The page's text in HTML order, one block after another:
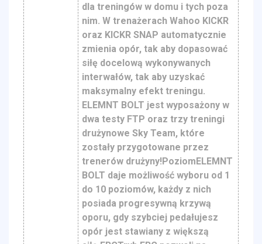
dla treningów w domu i tych poza
nim. W trenażerach Wahoo KICKR
oraz KICKR SNAP automatycznie
zmienia opór, tak aby dopasować
siłę docelową wykonywanych
interwałów, tak aby uzyskać
maksymalny efekt treningu.
ELEMNT BOLT jest wyposażony w
dwa testy FTP oraz trzy treningi
drużynowe Sky Team, które
zostały przygotowane przez
trenerów drużyny!PoziomELEMNT
BOLT daje możliwość wyboru od 1
do 10 poziomów, każdy z nich
posiada progresywną krzywą
oporu, gdy szybciej pedałujesz
opór jest stawiany z większą